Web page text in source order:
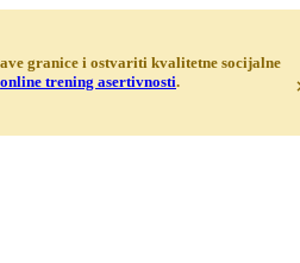
granice i ostvariti kvalitetne socijalne
online trening asertivnosti.